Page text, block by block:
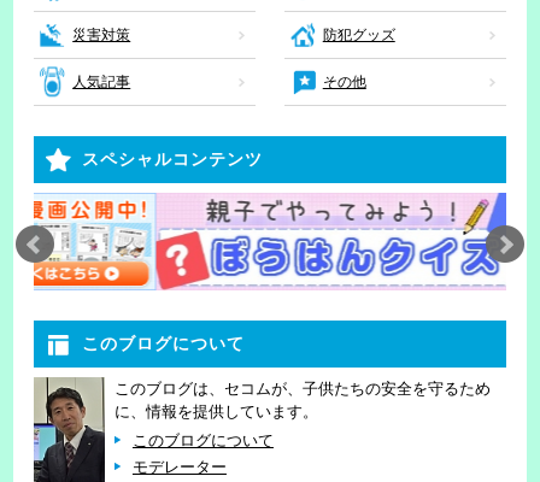
災害対策 防犯グッズ
人気記事 その他
スペシャルコンテンツ
このブログについて
このブログは、セコムが、子供たちの安全を守るため
に、情報を提供しています。
このブログについて
モデレーター